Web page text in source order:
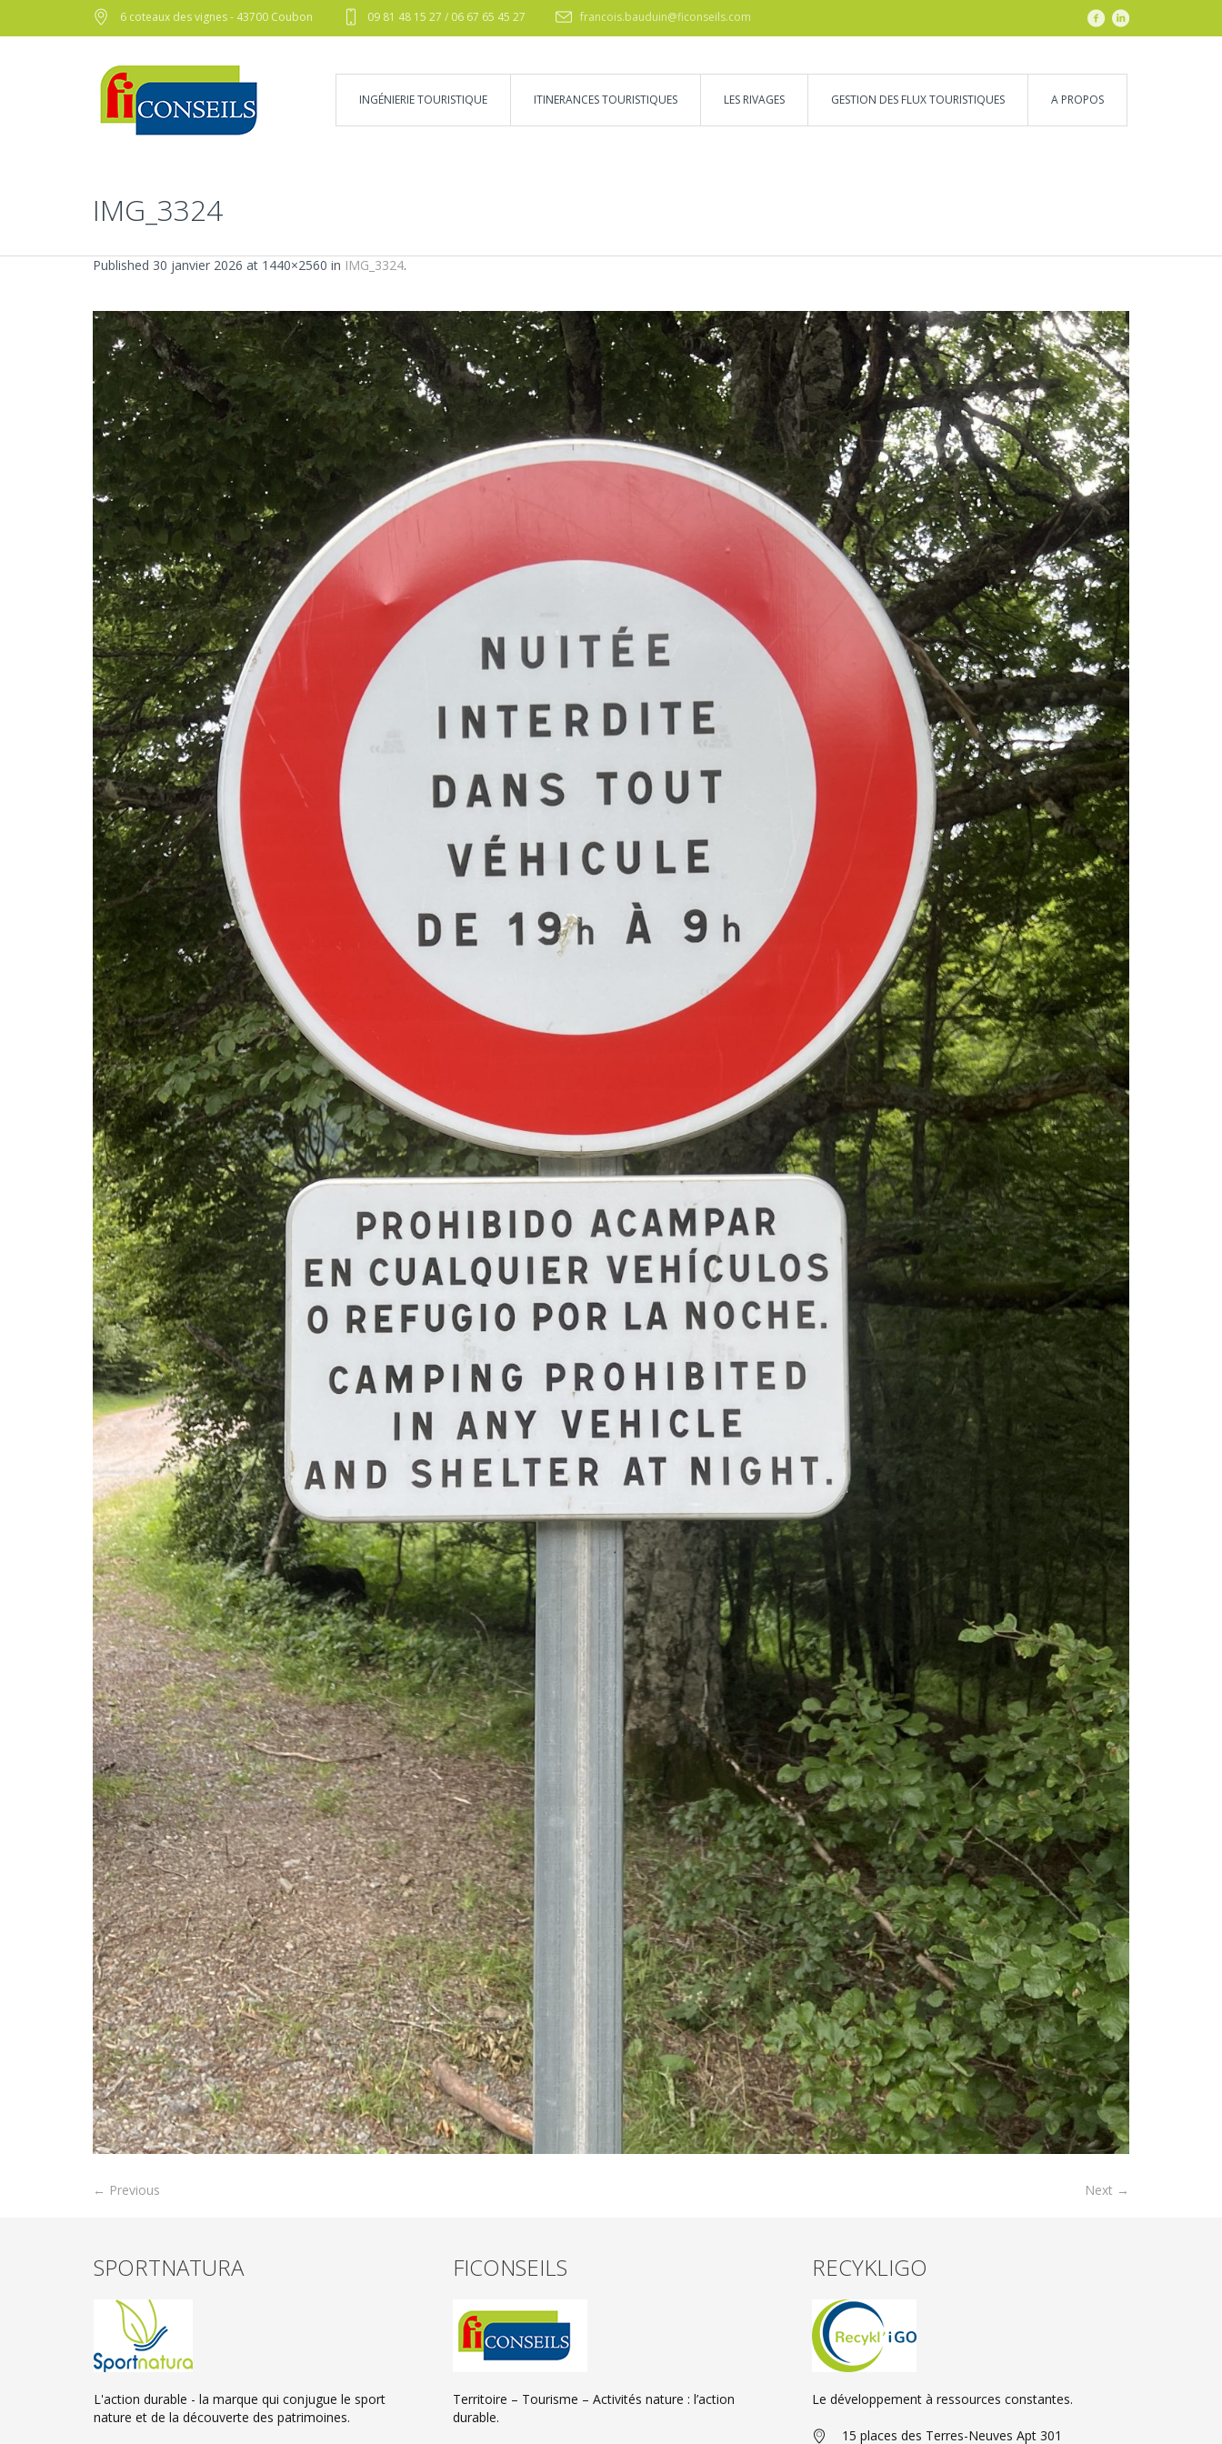
6 coteaux des vignes - 43700 Coubon 09 81 48 15 27 / 06 67 65 45 27 francois.bauduin@ficonseils.com
INGÉNIERIE TOURISTIQUE ITINERANCES TOURISTIQUES LES RIVAGES GESTION DES FLUX TOURISTIQUES A PROPOS
IMG_3324
Published 30 janvier 2026 at 1440×2560 in IMG_3324.
← Previous Next →
SPORTNATURA
L'action durable - la marque qui conjugue le sport
nature et de la découverte des patrimoines.
FICONSEILS
Territoire – Tourisme – Activités nature : l’action
durable.
RECYKLIGO
Le développement à ressources constantes.
15 places des Terres-Neuves Apt 301